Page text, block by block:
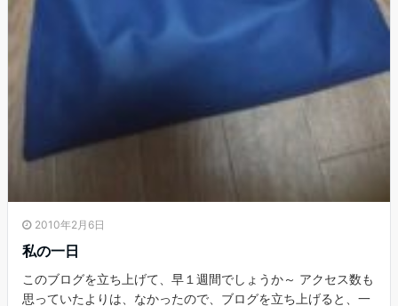
2010年2月6日
私の一日
このブログを立ち上げて、早１週間でしょうか～ アクセス数も
思っていたよりは、なかったので、ブログを立ち上げると、一